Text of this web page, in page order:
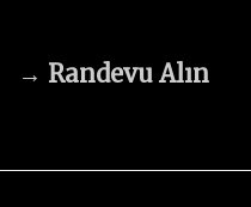
→ Randevu Alın